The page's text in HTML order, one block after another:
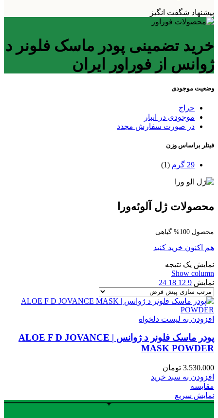
پیشنهاد شگفت انگیز
خرید تضمینی پودر ماسک فلونر د
ژوانس از فوراور ایران
وضعیت موجودی
حراج
موجودی در انبار
در صورت سفارش مجدد
فیتلر براساس وزن
29 گرم (1)
محصولات ژل آلوئه‌ورا
محصول 100% گیاهی
هم اکنون خرید کنید
نمایش یک نتیجه
Show column
نمایش 9
12
18
24
افزودن به لیست دلخواه
پودر ماسک فلونر د ژوانس | ALOE F D JOVANCE
MASK POWDER
3.530.000 تومان
افزودن به سبد خرید
مقایسه
نمایش سریع